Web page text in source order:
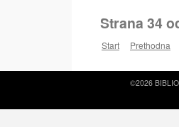
Strana 34
Start Prethodna
©2026